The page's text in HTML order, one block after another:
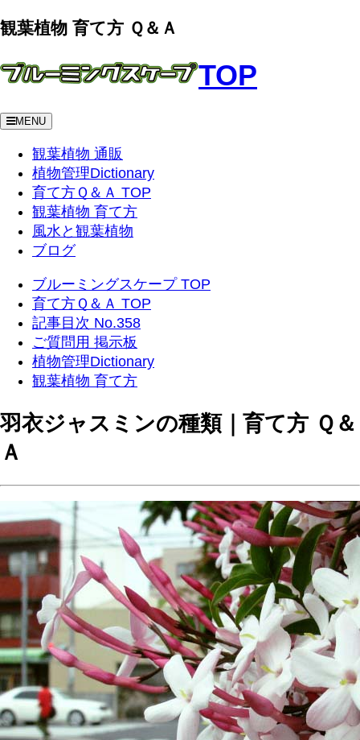
観葉植物 育て方 Ｑ＆Ａ
TOP
MENU
観葉植物 通販
植物管理Dictionary
育て方Ｑ＆Ａ TOP
観葉植物 育て方
風水と観葉植物
ブログ
ブルーミングスケープ TOP
育て方Ｑ＆Ａ TOP
記事目次 No.358
ご質問用 掲示板
植物管理Dictionary
観葉植物 育て方
羽衣ジャスミンの種類｜育て方 Ｑ＆
Ａ